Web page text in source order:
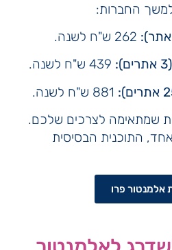
החברות:
שמתאימה לצרכים שלכם.
התוכנית הבסיסית
אלמנטור פרו